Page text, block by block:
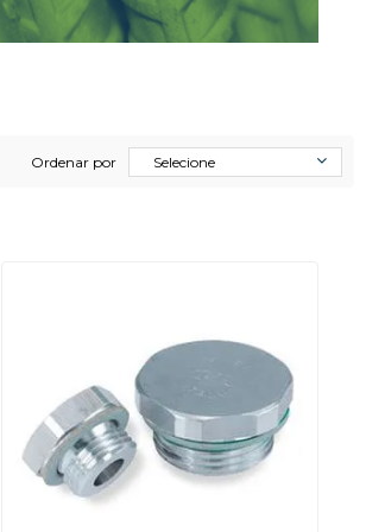
Ordenar por Selecione